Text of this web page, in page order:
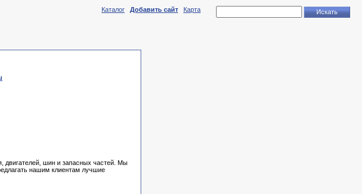
Каталог Добавить сайт Карта
двигателей, шин и запасных частей. Мы
нашим клиентам лучшие